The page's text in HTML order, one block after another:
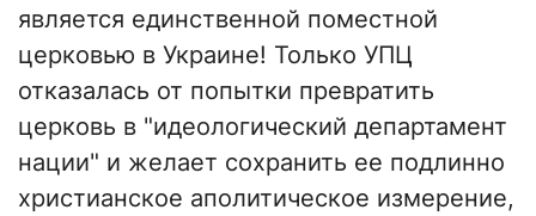
является единственной поместной
церковью в Украине! Только УПЦ
отказалась от попытки превратить
церковь в "идеологический департамент
нации" и желает сохранить ее подлинно
христианское аполитическое измерение,